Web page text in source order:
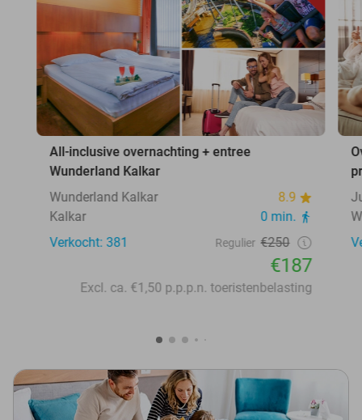
All-inclusive overnachting + entree
Wunderland Kalkar
Wunderland Kalkar
8.9
Kalkar
0 min.
Verkocht: 381
Regulier €250
€187
Excl. ca. €1,50 p.p.p.n. toeristenbelasting